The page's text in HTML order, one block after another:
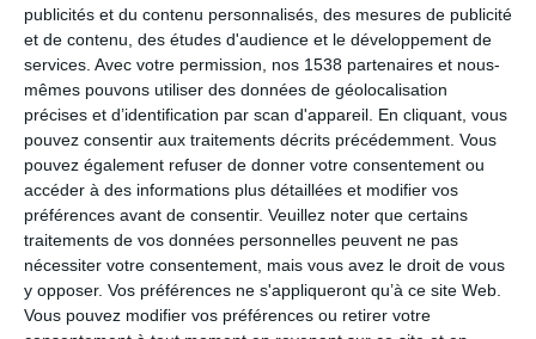
publicités et du contenu personnalisés, des mesures de publicité
et de contenu, des études d'audience et le développement de
services. Avec votre permission, nos 1538 partenaires et nous-
mêmes pouvons utiliser des données de géolocalisation
précises et d’identification par scan d'appareil. En cliquant, vous
pouvez consentir aux traitements décrits précédemment. Vous
pouvez également refuser de donner votre consentement ou
accéder à des informations plus détaillées et modifier vos
préférences avant de consentir. Veuillez noter que certains
traitements de vos données personnelles peuvent ne pas
nécessiter votre consentement, mais vous avez le droit de vous
y opposer. Vos préférences ne s'appliqueront qu’à ce site Web.
Vous pouvez modifier vos préférences ou retirer votre
Invitation Anniversaire
Ref :
7921
Format :
13cm x 18,2cm
Recto
&Verso